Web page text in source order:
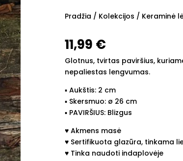
Pradžia / Kolekcijos / Keraminė
11,99 €
Glotnus, tvirtas paviršius,
nepaliestas lengvumas.
▪︎ Aukštis: 2 cm
▪︎ Skersmuo: ø 26 cm
▪︎ PAVIRŠIUS: Blizgus
♥︎ Akmens masė
♥︎ Sertifikuota glazūra, tinkama
♥︎ Tinka naudoti indaplovėje